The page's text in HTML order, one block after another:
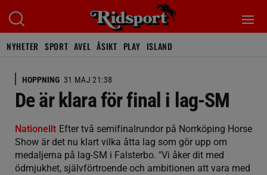
NYHETER SPORT AVEL ÅSIKT PLAY ISLAND
HOPPNING 31 MAJ 21:38
De är klara för final i lag-SM
Nationellt Efter två semifinalrundor på Norrköping Horse
Show är det nu klart vilka åtta lag som gör upp om
medaljerna på lag-SM i Falsterbo. "Vi åker dit med
ödmjukhet, självförtroende och ambitionen att vara med